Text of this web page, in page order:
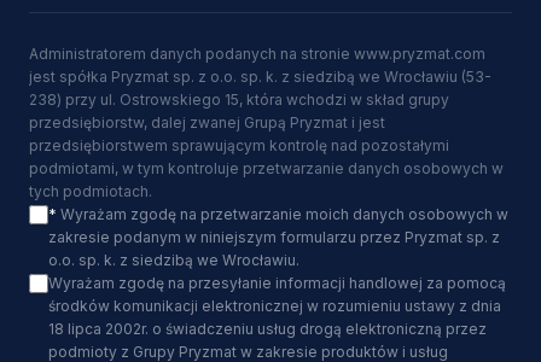
Administratorem danych podanych na stronie www.pryzmat.com
jest spółka Pryzmat sp. z o.o. sp. k. z siedzibą we Wrocławiu (53-
238) przy ul. Ostrowskiego 15, która wchodzi w skład grupy
przedsiębiorstw, dalej zwanej Grupą Pryzmat i jest
przedsiębiorstwem sprawującym kontrolę nad pozostałymi
podmiotami, w tym kontroluje przetwarzanie danych osobowych w
tych podmiotach.
* Wyrażam zgodę na przetwarzanie moich danych osobowych w
zakresie podanym w niniejszym formularzu przez Pryzmat sp. z
o.o. sp. k. z siedzibą we Wrocławiu.
Wyrażam zgodę na przesyłanie informacji handlowej za pomocą
środków komunikacji elektronicznej w rozumieniu ustawy z dnia
18 lipca 2002r. o świadczeniu usług drogą elektroniczną przez
podmioty z Grupy Pryzmat w zakresie produktów i usług